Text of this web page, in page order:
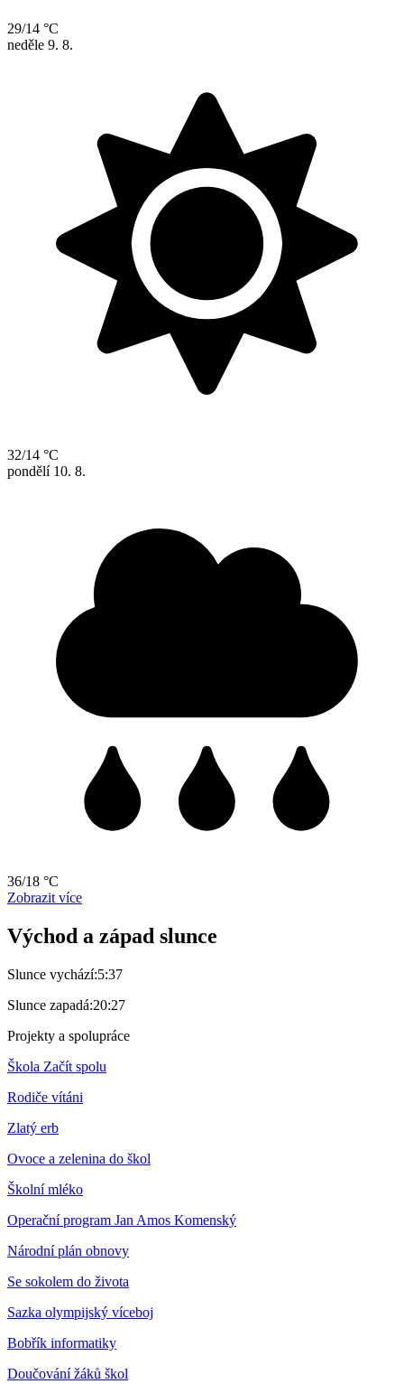
29/14 °C
neděle 9. 8.
32/14 °C
pondělí 10. 8.
36/18 °C
Zobrazit více
Východ a západ slunce
Slunce vychází:5:37
Slunce zapadá:20:27
Projekty a spolupráce
Škola Začít spolu
Rodiče vítáni
Zlatý erb
Ovoce a zelenina do škol
Školní mléko
Operační program Jan Amos Komenský
Národní plán obnovy
Se sokolem do života
Sazka olympijský víceboj
Bobřík informatiky
Doučování žáků škol